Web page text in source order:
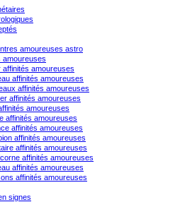
amoureuses astro
amoureuses
affinités amoureuses
affinités amoureuses
affinités amoureuses
affinités amoureuses
amoureuses
affinités amoureuses
affinités amoureuses
affinités amoureuses
affinités amoureuses
affinités amoureuses
affinités amoureuses
affinités amoureuses
signes